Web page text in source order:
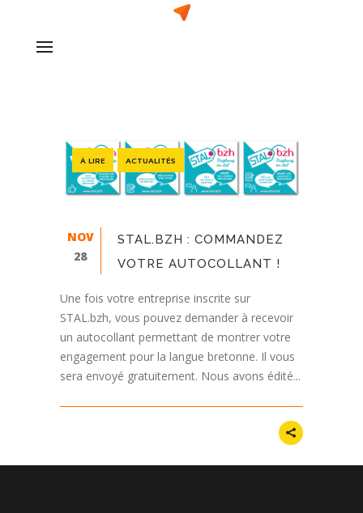
À LIRE ACTUALITÉS
NOV
28
STAL.BZH : COMMANDEZ
VOTRE AUTOCOLLANT !
Une fois votre entreprise inscrite sur
STAL.bzh, vous pouvez demander à recevoir
un autocollant permettant de montrer votre
engagement pour la langue bretonne. Il vous
sera envoyé gratuitement. Nous avons édité...